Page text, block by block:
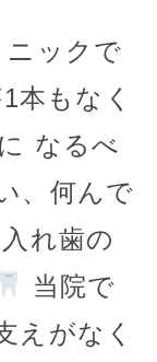
ニックで
本もなく
なるべ
、何んで
れ歯の
当院で
えがなく